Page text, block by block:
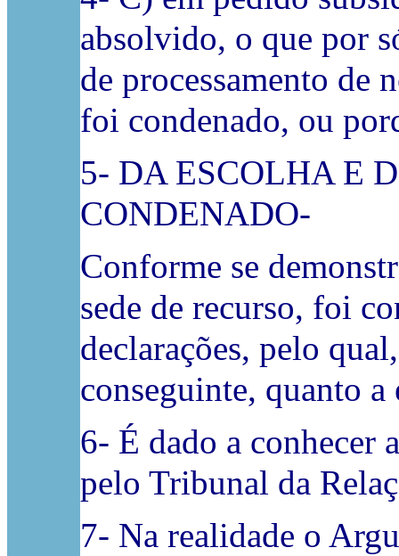
absolvido, o que por
de processamento de
foi condenado, ou
5- DA ESCOLHA E
CONDENADO-
Conforme se
sede de recurso, foi
declarações, pelo
conseguinte, quanto
6- É dado a
pelo Tribunal da
7- Na realidade o